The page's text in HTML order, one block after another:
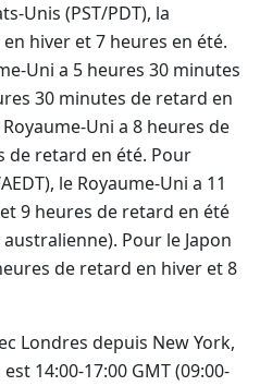
Unis (PST/PDT), la
hiver et 7 heures en été.
Uni a 5 heures 30 minutes
30 minutes de retard en
Uni a 8 heures de
de retard en été. Pour
le Royaume-Uni a 11
9 heures de retard en été
Pour le Japon
de retard en hiver et 8
Londres depuis New York,
14:00-17:00 GMT (09:00-